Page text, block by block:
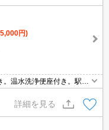
円)
温水洗浄便座付き。駅近
ーター付RCマンショ
詳細を見る